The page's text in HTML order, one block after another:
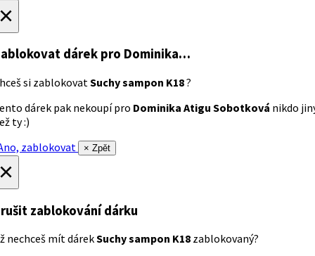
dárek pro Dominika…
si zablokovatSuchy sampon K18?
dárek pak nekoupí pro Dominika Atigu Sobotková nikdo
ty :)
zablokovat
× Zpět
zablokování dárku
nechceš mít dárekSuchy sampon K18 zablokovaný?